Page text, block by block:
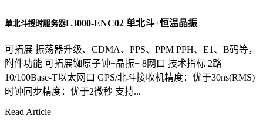
单北斗授时服务器L3000-ENC02 单北斗+恒温晶振
可拓展 振荡器升级、CDMA、PPS、PPM PPH、E1、B码等，
附件功能 可拓展铷原子钟+晶振+ 8网口 技术指标 2路
10/100Base-T以太网口 GPS/北斗接收机精度：优于30ns(RMS)
时钟同步精度：优于2微秒 支持...
Read Article